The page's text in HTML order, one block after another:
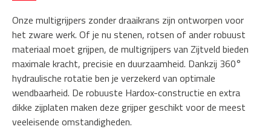
Onze multigrijpers zonder draaikrans zijn ontworpen voor
het zware werk. Of je nu stenen, rotsen of ander robuust
materiaal moet grijpen, de multigrijpers van Zijtveld bieden
maximale kracht, precisie en duurzaamheid. Dankzij 360°
hydraulische rotatie ben je verzekerd van optimale
wendbaarheid. De robuuste Hardox-constructie en extra
dikke zijplaten maken deze grijper geschikt voor de meest
veeleisende omstandigheden.